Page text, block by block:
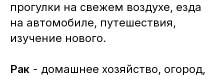
прогулки на свежем воздухе, езда
на автомобиле, путешествия,
изучение нового.
Рак - домашнее хозяйство, огород,